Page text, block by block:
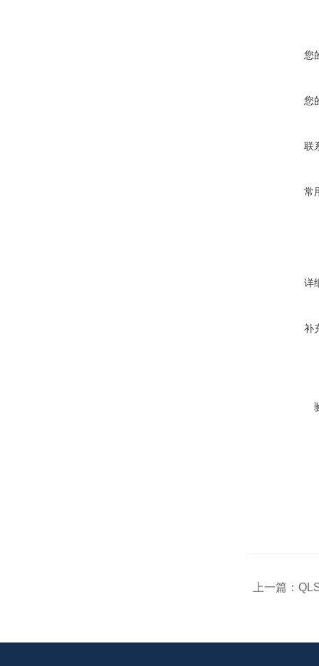
您
您
联
常
详
补
上一篇：